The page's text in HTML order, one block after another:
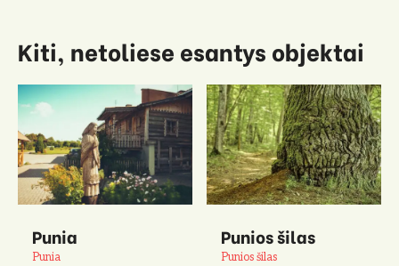
Kiti, netoliese esantys objektai
Punia
Punia
Punios šilas
Punios šilas